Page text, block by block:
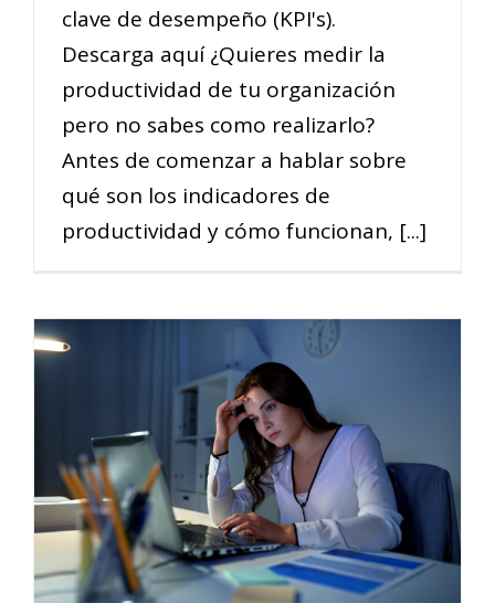
clave de desempeño (KPI's).
Descarga aquí ¿Quieres medir la
productividad de tu organización
pero no sabes como realizarlo?
Antes de comenzar a hablar sobre
qué son los indicadores de
productividad y cómo funcionan, [...]